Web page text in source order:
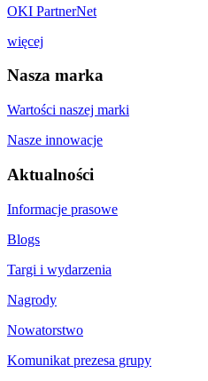
OKI PartnerNet
więcej
Nasza marka
Wartości naszej marki
Nasze innowacje
Aktualności
Informacje prasowe
Blogs
Targi i wydarzenia
Nagrody
Nowatorstwo
Komunikat prezesa grupy